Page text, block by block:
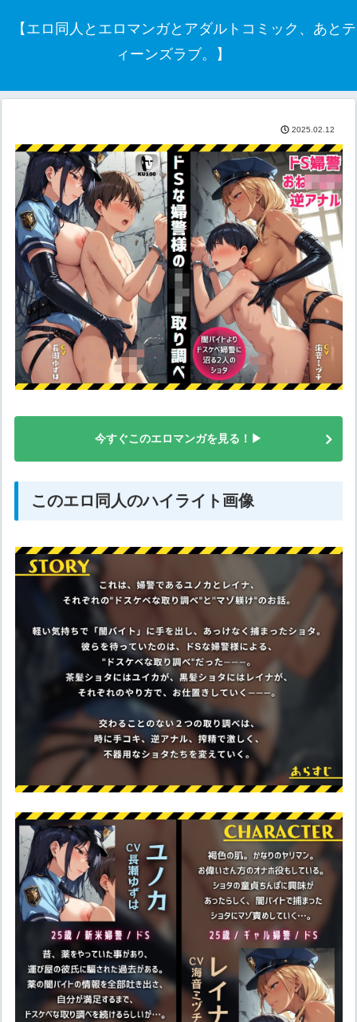
【エロ同人とエロマンガとアダルトコミック、あとテ
ィーンズラブ。】
2025.02.12
今すぐこのエロマンガを見る！▶
このエロ同人のハイライト画像